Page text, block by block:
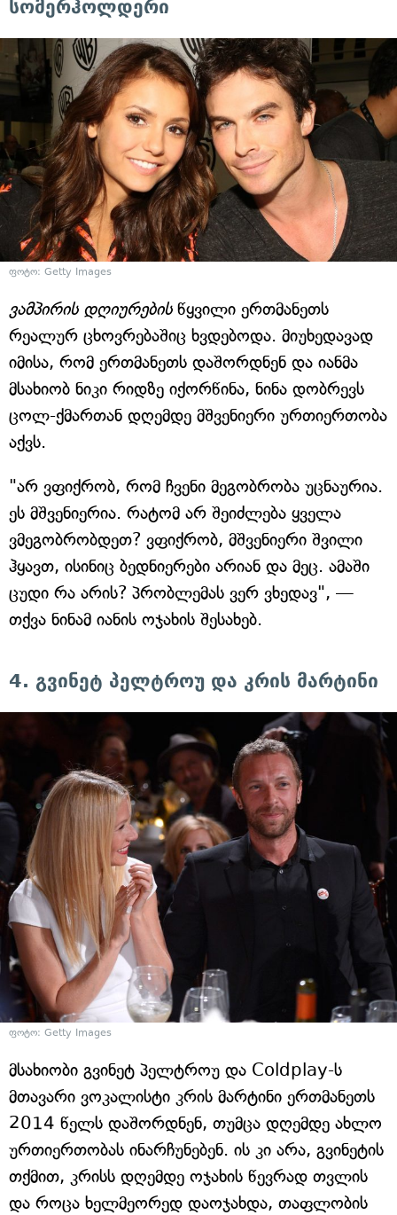
სომერჰოლდერი
ფოტო: Getty Images
ვამპირის დღიურებისწყვილი ერთმანეთს
რეალურ ცხოვრებაშიც ხვდებოდა. მიუხედავად
იმისა, რომ ერთმანეთს დაშორდნენ და იანმა
მსახიობ ნიკი რიდზე იქორწინა, ნინა დობრევს
ცოლ-ქმართან დღემდე მშვენიერი ურთიერთობა
აქვს.
"არ ვფიქრობ, რომ ჩვენი მეგობრობა უცნაურია.
ეს მშვენიერია. რატომ არ შეიძლება ყველა
ვმეგობრობდეთ? ვფიქრობ, მშვენიერი შვილი
ჰყავთ, ისინიც ბედნიერები არიან და მეც. ამაში
ცუდი რა არის? პრობლემას ვერ ვხედავ", —
თქვა ნინამ იანის ოჯახის შესახებ.
4. გვინეტ პელტროუ და კრის მარტინი
ფოტო: Getty Images
მსახიობი გვინეტ პელტროუ და Coldplay-ს
მთავარი ვოკალისტი კრის მარტინი ერთმანეთს
2014 წელს დაშორდნენ, თუმცა დღემდე ახლო
ურთიერთობას ინარჩუნებენ. ის კი არა, გვინეტის
თქმით, კრისს დღემდე ოჯახის წევრად თვლის
და როცა ხელმეორედ დაოჯახდა, თაფლობის